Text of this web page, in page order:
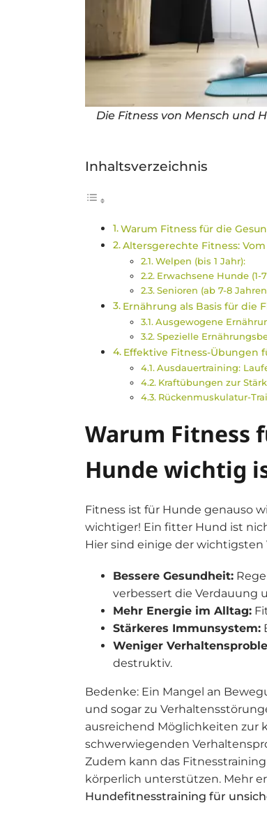
Die Fitness von Mensch und
Inhaltsverzeichnis
Warum Fitness für die
Altersgerechte Fitness:
Welpen (bis 1 Jahr):
Erwachsene Hunde (1-
Senioren (ab 7-8
Ernährung als Basis für die
Ausgewogene
Spezielle
Effektive Fitness-Übungen
Ausdauertraining:
Kraftübungen zur
Rückenmuskulatur-
Warum Fitness
Hunde wichtig
Fitness ist für Hunde genauso
wichtiger! Ein fitter Hund ist
Hier sind einige der wichtigsten
Bessere Gesundheit:
verbessert die Verdauung
Mehr Energie im Alltag:
Stärkeres Immunsystem:
Weniger
destruktiv.
Bedenke: Ein Mangel an
und sogar zu
ausreichend Möglichkeiten zur
schwerwiegenden
Zudem kann das
körperlich unterstützen. Mehr
Hundefitnesstraining für